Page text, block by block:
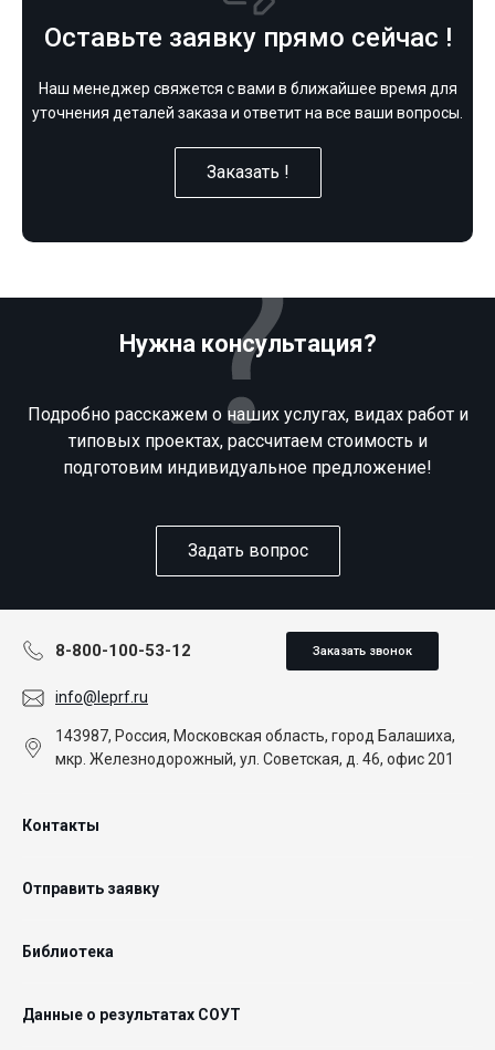
Оставьте заявку прямо сейчас !
Наш менеджер свяжется с вами в ближайшее время для
уточнения деталей заказа и ответит на все ваши вопросы.
Заказать !
Нужна консультация?
Подробно расскажем о наших услугах, видах работ и
типовых проектах, рассчитаем стоимость и
подготовим индивидуальное предложение!
Задать вопрос
8-800-100-53-12 Заказать звонок
info@leprf.ru
143987, Россия, Московская область, город Балашиха,
мкр. Железнодорожный, ул. Советская, д. 46, офис 201
Контакты
Отправить заявку
Библиотека
Данные о результатах СОУТ